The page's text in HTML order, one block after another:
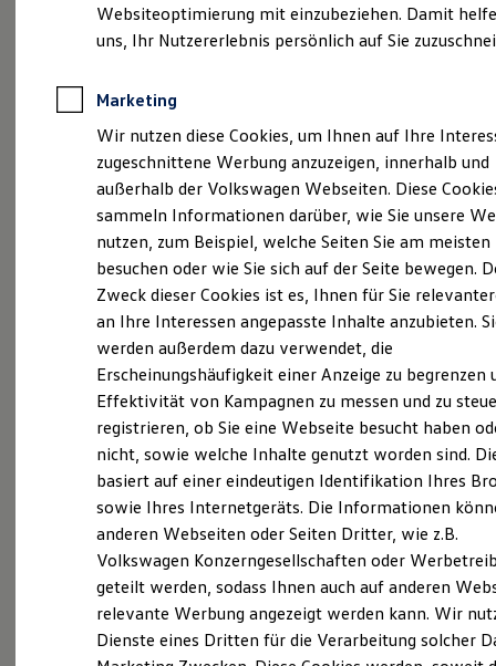
Großkunden
Behörden
Anpfiff zum Gewinn
Elektroautos
ID. Tutorials
Der neue ID. Polo
Der ID.4
Der ID.4 GTX
Der ID.5 GTX
Der ID.7 GTX
Der ID.7 Tourer
Der ID.7 GTX Tourer
Der neue ID. Cross
Elektrofahrzeugkonzepte
ID. EVERY1
Reichweite
Reichweite der ID. Modelle
Reichweite im Winter
Rekuperation
Laden unterwegs
Laden Zuhause
Ladestationen finden
Ladezeitensimulator
Batterie
Sicherheit
Garantie und Lebensdauer
Probefahrt vereinbaren
Fahrzeugangebot anfordern
Servicetermin buchen
Serviceanfrage stellen
Websiteoptimierung mit einzubeziehen. Damit
uns, Ihr Nutzererlebnis persönlich auf Sie
Marketing
Wir nutzen diese Cookies, um Ihnen auf Ihre
zugeschnittene Werbung anzuzeigen, innerhalb und
außerhalb der Volkswagen Webseiten. Diese
sammeln Informationen darüber, wie Sie unsere
nutzen, zum Beispiel, welche Seiten Sie am meisten
besuchen oder wie Sie sich auf der Seite bewegen.
Zweck dieser Cookies ist es, Ihnen für Sie
an Ihre Interessen angepasste Inhalte anzubieten.
werden außerdem dazu verwendet, die
Erscheinungshäufigkeit einer Anzeige zu begrenzen
Effektivität von Kampagnen zu messen und zu
registrieren, ob Sie eine Webseite besucht haben
nicht, sowie welche Inhalte genutzt worden sind.
basiert auf einer eindeutigen Identifikation Ihres
sowie Ihres Internetgeräts. Die Informationen
anderen Webseiten oder Seiten Dritter, wie z.B.
Volkswagen Konzerngesellschaften oder
geteilt werden, sodass Ihnen auch auf anderen
relevante Werbung angezeigt werden kann. Wir
Dienste eines Dritten für die Verarbeitung solcher